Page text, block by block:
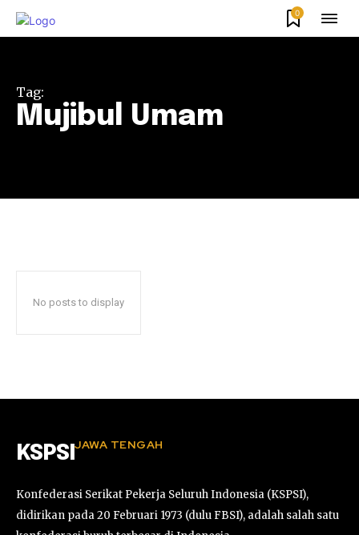
0
Tag:
Mujibul Umam
No posts to display
KSPSI JAWA TENGAH
Konfederasi Serikat Pekerja Seluruh Indonesia (KSPSI),
didirikan pada 20 Februari 1973 (dulu FBSI), adalah salah satu